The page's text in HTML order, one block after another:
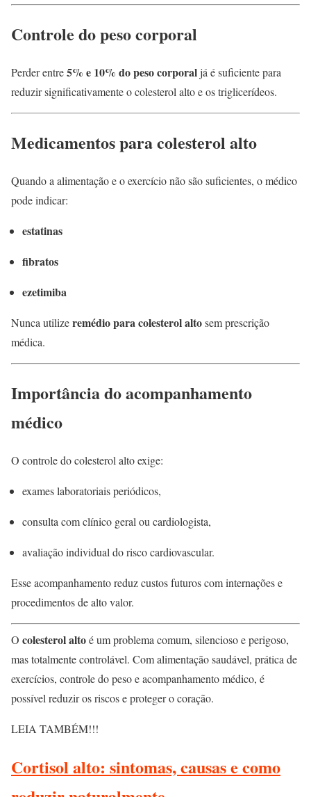
Controle do peso corporal
Perder entre5% e 10% do peso corporaljá é suficiente para
reduzir significativamente o colesterol alto e os triglicerídeos.
Medicamentos para colesterol alto
Quando a alimentação e o exercício não são suficientes, o médico
pode indicar:
estatinas
fibratos
ezetimiba
Nunca utilizeremédio para colesterol altosem prescrição
médica.
Importância do acompanhamento
médico
O controle do colesterol alto exige:
exames laboratoriais periódicos,
consulta com clínico geral ou cardiologista,
avaliação individual do risco cardiovascular.
Esse acompanhamento reduz custos futuros com internações e
procedimentos de alto valor.
O colesterol altoé um problema comum, silencioso e perigoso,
mas totalmente controlável. Com alimentação saudável, prática de
exercícios, controle do peso e acompanhamento médico, é
possível reduzir os riscos e proteger o coração.
LEIA TAMBÉM!!!
Cortisol alto: sintomas, causas e como